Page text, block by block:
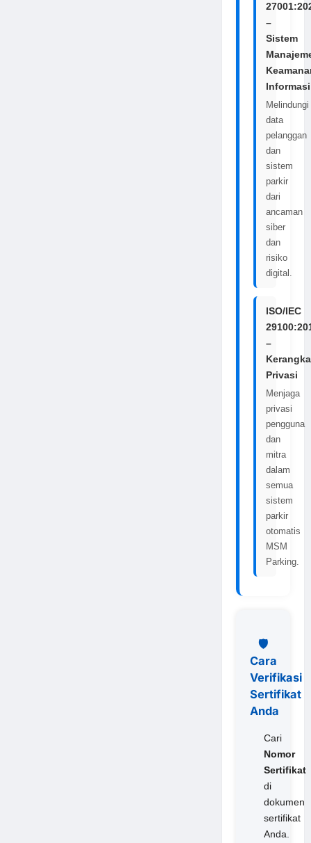
–
Sistem
Informasi
Melindungi
data
pelanggan
dan
sistem
parkir
dari
ancaman
siber
dan
risiko
digital.
ISO/IEC
–
Kerangka
Privasi
Menjaga
privasi
pengguna
dan
mitra
dalam
semua
sistem
parkir
otomatis
MSM
Parking.
🛡️
Cara
Verifikasi
Sertifikat
Anda
Cari
Nomor
Sertifikat
di
dokumen
sertifikat
Anda.